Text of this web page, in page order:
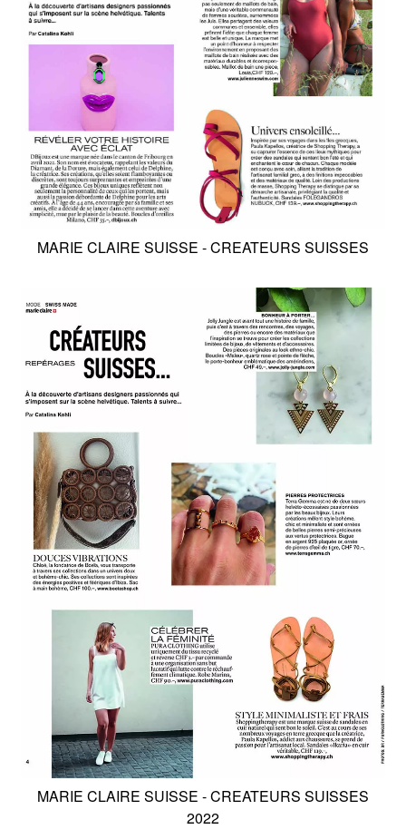
MARIE CLAIRE SUISSE - CREATEURS SUISSES
MARIE CLAIRE SUISSE - CREATEURS SUISSES
2022